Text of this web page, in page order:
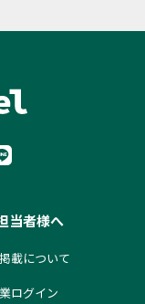
当者様へ
載について
ログイン